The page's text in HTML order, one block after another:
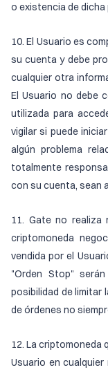
o existencia de dicha
10. El Usuario es
su cuenta y debe
cualquier otra
El Usuario no debe
utilizada para
vigilar si puede
algún problema
totalmente
con su cuenta, sean
11. Gate no realiza
criptomoneda
vendida por el
"Orden Stop"
posibilidad de limitar
de órdenes no
12. La criptomoneda
Usuario en